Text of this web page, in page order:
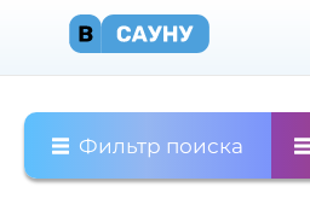
Фильтр поиска